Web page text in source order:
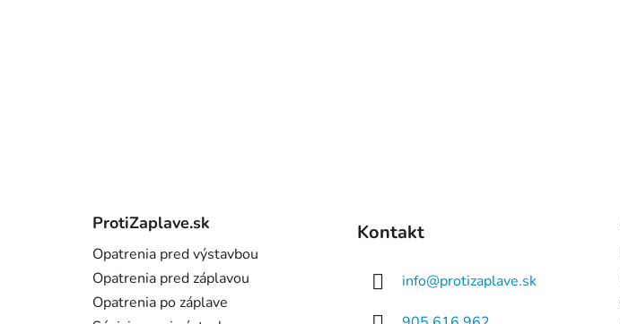
ProtiZaplave.sk
Opatrenia pred výstavbou
Opatrenia pred záplavou
Opatrenia po záplave
Kontakt
info@protizaplave.sk